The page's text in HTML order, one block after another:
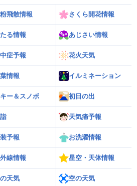
飛散情報 さくら開花情報
る情報 あじさい情報
症予報 花火天気
情報 イルミネーション
ー＆スノボ 初日の出
天気痛予報
予報 お洗濯情報
線情報 星空・天体情報
天気 空の天気